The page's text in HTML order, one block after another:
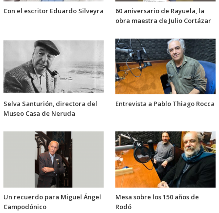
Con el escritor Eduardo Silveyra
60 aniversario de Rayuela, la
obra maestra de Julio Cortázar
Selva Santurión, directora del
Museo Casa de Neruda
Entrevista a Pablo Thiago Rocca
Un recuerdo para Miguel Ángel
Campodónico
Mesa sobre los 150 años de
Rodó